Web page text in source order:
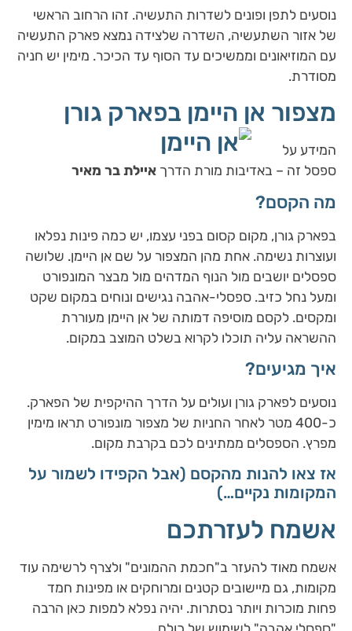
נוסעים לתפן ופונים לשדרות התעשיה. זהו הרחוב הראשי
של אזור השתעשיה, השדרה שלצידה נמצא פארק התעשיה
עם המוזיאונים וממשיכים עד הסוף עד הכיכר. מימין יש חניה
מסודרת.
מצפור אן היימן בפארק גורן
המידע על
ספסל זה – באדיבות מורת הדרך איילת בר מאיר
מה הקסם?
בפארק גורן, מקום קסום בפני עצמו, יש כמה פינות נפלאו
ועוצרות נשימה. אחת מהן המצפור על שם אן היימן. שלושה
ספסלים יושבים מול הנוף המדהים מול מבצר המונפורט
ומעל נחל כזיב. ספסלי-אהבה נגישים ונוחים במקום שקט
ומקסים. לקסם מוסיפה דמותה של אן היימן מעוררת
ההשראה עליה תוכלו לקרוא בשלט המוצב במקום.
איך מגיעים?
נוסעים לפארק גורן ועולים על הדרך ההיקפית של הפארק.
כ-400 מטר לאחר החניות של מצפור מונפורט תראו מימין
מפרץ. הספסלים ממתינים לכם בקרבת מקום.
אז צאו להנות מהקסם (אבל הקפידו לשמור על
המקומות נקיים…)
אשמח לעזרתכם
אשמח מאוד להעזר ב"חכמת ההמונים" ולצרף לרשימה עוד
מקומות, גם מיישובים קטנים ומרוחקים או מפינות חמד
פחות מוכרות ויותר נסתרות. יהיה נפלא למפות כאן הרבה